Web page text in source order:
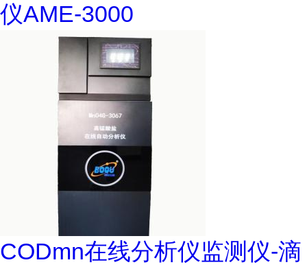
仪AME-3000
CODmn在线分析仪监测仪-滴